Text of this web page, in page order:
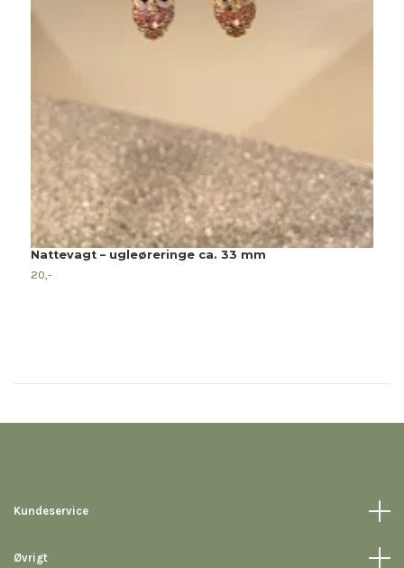
Nattevagt – ugleøreringe ca. 33 mm
20,-
Kundeservice
Øvrigt